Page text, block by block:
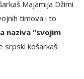
Majamija Džimi
timova i to
naziva "svojim
srpski košarkaš